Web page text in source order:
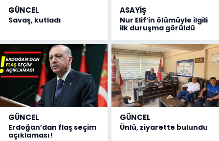
GÜNCEL
Savaş, kutladı
ASAYİŞ
Nur Elif’in ölümüyle ilgili
ilk duruşma görüldü
GÜNCEL
Erdoğan’dan flaş seçim
açıklaması!
GÜNCEL
Ünlü, ziyarette bulundu